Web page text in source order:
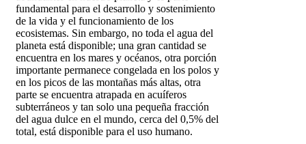
fundamental para el desarrollo y sostenimiento
de la vida y el funcionamiento de los
ecosistemas. Sin embargo, no toda el agua del
planeta está disponible; una gran cantidad se
encuentra en los mares y océanos, otra porción
importante permanece congelada en los polos y
en los picos de las montañas más altas, otra
parte se encuentra atrapada en acuíferos
subterráneos y tan solo una pequeña fracción
del agua dulce en el mundo, cerca del 0,5% del
total, está disponible para el uso humano.